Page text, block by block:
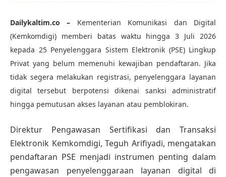
Dailykaltim.co – Kementerian Komunikasi dan Digital
(Kemkomdigi) memberi batas waktu hingga 3 Juli 2026
kepada 25 Penyelenggara Sistem Elektronik (PSE) Lingkup
Privat yang belum memenuhi kewajiban pendaftaran. Jika
tidak segera melakukan registrasi, penyelenggara layanan
digital tersebut berpotensi dikenai sanksi administratif
hingga pemutusan akses layanan atau pemblokiran.
Direktur Pengawasan Sertifikasi dan Transaksi
Elektronik Kemkomdigi, Teguh Arifiyadi, mengatakan
pendaftaran PSE menjadi instrumen penting dalam
pengawasan penyelenggaraan layanan digital di